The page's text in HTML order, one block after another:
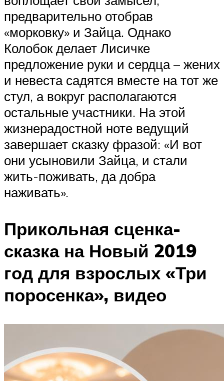
предварительно отобрав
«морковку» и Зайца. Однако
Колобок делает Лисичке
предложение руки и сердца – жених
и невеста садятся вместе на тот же
стул, а вокруг располагаются
остальные участники. На этой
жизнерадостной ноте ведущий
завершает сказку фразой: «И вот
они усыновили Зайца, и стали
жить-поживать, да добра
наживать».
Прикольная сценка-
сказка на Новый 2019
год для взрослых «Три
поросенка», видео